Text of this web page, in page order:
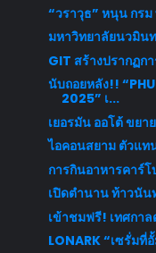
“วราวุธ” หนุน กร
มหาวิทยาลัยนวมิน
GIT สร้างปรากฏก
นับถอยหลัง!!
2025” เ...
เยอรมัน ออโต้ ขย
ไอคอนสยาม ตัวแท
การกินอาหารคาร์โ
เปิดตำนาน ท้าวนัน
เข้าชมฟรี! เทศกา
LONARK “เซรั่มที่